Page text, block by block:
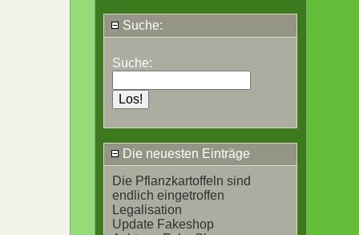
Suche:
Suche:
Die neuesten Einträge
Die Pflanzkartoffeln sind
endlich eingetroffen
Legalisation
Update Fakeshop